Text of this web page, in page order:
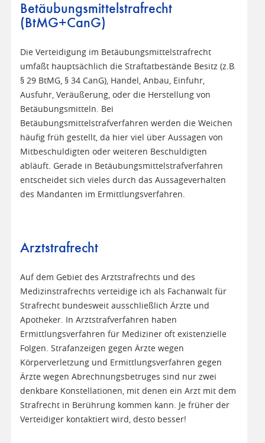
Betäubungsmittelstrafrecht
(BtMG+CanG)
Die Verteidigung im Betäubungsmittelstrafrecht
umfaßt hauptsächlich die Straftatbestände Besitz (z.B.
§ 29 BtMG, § 34 CanG), Handel, Anbau, Einfuhr,
Ausfuhr, Veräußerung, oder die Herstellung von
Betäubungsmitteln. Bei
Betäubungsmittelstrafverfahren werden die Weichen
häufig früh gestellt, da hier viel über Aussagen von
Mitbeschuldigten oder weiteren Beschuldigten
abläuft. Gerade in Betäubungsmittelstrafverfahren
entscheidet sich vieles durch das Aussageverhalten
des Mandanten im Ermittlungsverfahren.
Arztstrafrecht
Auf dem Gebiet des Arztstrafrechts und des
Medizinstrafrechts verteidige ich als Fachanwalt für
Strafrecht bundesweit ausschließlich Ärzte und
Apotheker. In Arztstrafverfahren haben
Ermittlungsverfahren für Mediziner oft existenzielle
Folgen. Strafanzeigen gegen Ärzte wegen
Körperverletzung und Ermittlungsverfahren gegen
Ärzte wegen Abrechnungsbetruges sind nur zwei
denkbare Konstellationen, mit denen ein Arzt mit dem
Strafrecht in Berührung kommen kann. Je früher der
Verteidiger kontaktiert wird, desto besser!